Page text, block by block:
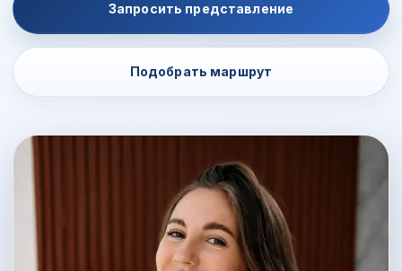
Запросить представление
Подобрать маршрут